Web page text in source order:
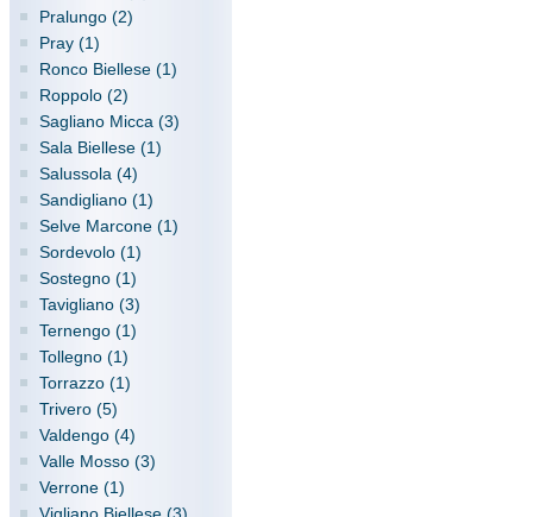
Pralungo (2)
Pray (1)
Ronco Biellese (1)
Roppolo (2)
Sagliano Micca (3)
Sala Biellese (1)
Salussola (4)
Sandigliano (1)
Selve Marcone (1)
Sordevolo (1)
Sostegno (1)
Tavigliano (3)
Ternengo (1)
Tollegno (1)
Torrazzo (1)
Trivero (5)
Valdengo (4)
Valle Mosso (3)
Verrone (1)